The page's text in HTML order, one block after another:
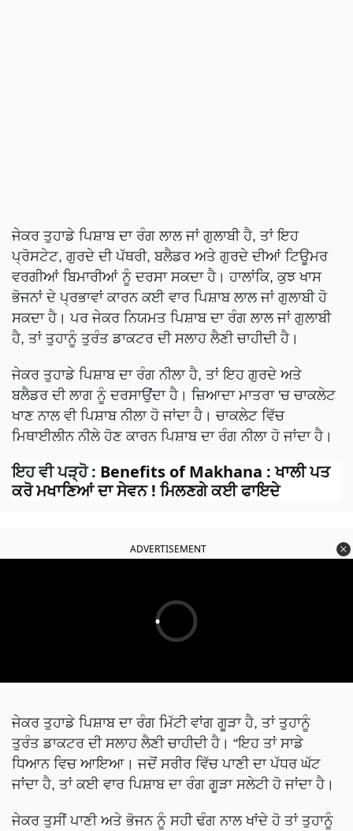
ਜੇਕਰ ਤੁਹਾਡੇ ਪਿਸ਼ਾਬ ਦਾ ਰੰਗ ਲਾਲ ਜਾਂ ਗੁਲਾਬੀ ਹੈ, ਤਾਂ ਇਹ
ਪ੍ਰੋਸਟੇਟ, ਗੁਰਦੇ ਦੀ ਪੱਥਰੀ, ਬਲੈਡਰ ਅਤੇ ਗੁਰਦੇ ਦੀਆਂ ਟਿਊਮਰ
ਵਰਗੀਆਂ ਬਿਮਾਰੀਆਂ ਨੂੰ ਦਰਸਾ ਸਕਦਾ ਹੈ। ਹਾਲਾਂਕਿ, ਕੁਝ ਖਾਸ
ਭੋਜਨਾਂ ਦੇ ਪ੍ਰਭਾਵਾਂ ਕਾਰਨ ਕਈ ਵਾਰ ਪਿਸ਼ਾਬ ਲਾਲ ਜਾਂ ਗੁਲਾਬੀ ਹੋ
ਸਕਦਾ ਹੈ। ਪਰ ਜੇਕਰ ਨਿਯਮਤ ਪਿਸ਼ਾਬ ਦਾ ਰੰਗ ਲਾਲ ਜਾਂ ਗੁਲਾਬੀ
ਹੈ, ਤਾਂ ਤੁਹਾਨੂੰ ਤੁਰੰਤ ਡਾਕਟਰ ਦੀ ਸਲਾਹ ਲੈਣੀ ਚਾਹੀਦੀ ਹੈ।
ਜੇਕਰ ਤੁਹਾਡੇ ਪਿਸ਼ਾਬ ਦਾ ਰੰਗ ਨੀਲਾ ਹੈ, ਤਾਂ ਇਹ ਗੁਰਦੇ ਅਤੇ
ਬਲੈਡਰ ਦੀ ਲਾਗ ਨੂੰ ਦਰਸਾਉਂਦਾ ਹੈ। ਜ਼ਿਆਦਾ ਮਾਤਰਾ 'ਚ ਚਾਕਲੇਟ
ਖਾਣ ਨਾਲ ਵੀ ਪਿਸ਼ਾਬ ਨੀਲਾ ਹੋ ਜਾਂਦਾ ਹੈ। ਚਾਕਲੇਟ ਵਿੱਚ
ਮਿਥਾਈਲੀਨ ਨੀਲੇ ਹੋਣ ਕਾਰਨ ਪਿਸ਼ਾਬ ਦਾ ਰੰਗ ਨੀਲਾ ਹੋ ਜਾਂਦਾ ਹੈ।
ਇਹ ਵੀ ਪੜ੍ਹੋ : Benefits of Makhana : ਖਾਲੀ ਪਤ
ਕਰੋ ਮਖਾਣਿਆਂ ਦਾ ਸੇਵਨ ! ਮਿਲਣਗੇ ਕਈ ਫਾਇਦੇ
ADVERTISEMENT
ਜੇਕਰ ਤੁਹਾਡੇ ਪਿਸ਼ਾਬ ਦਾ ਰੰਗ ਮਿੱਟੀ ਵਾਂਗ ਗੂੜਾ ਹੈ, ਤਾਂ ਤੁਹਾਨੂੰ
ਤੁਰੰਤ ਡਾਕਟਰ ਦੀ ਸਲਾਹ ਲੈਣੀ ਚਾਹੀਦੀ ਹੈ। “ਇਹ ਤਾਂ ਸਾਡੇ
ਧਿਆਨ ਵਿਚ ਆਇਆ। ਜਦੋਂ ਸਰੀਰ ਵਿੱਚ ਪਾਣੀ ਦਾ ਪੱਧਰ ਘੱਟ
ਜਾਂਦਾ ਹੈ, ਤਾਂ ਕਈ ਵਾਰ ਪਿਸ਼ਾਬ ਦਾ ਰੰਗ ਗੂੜਾ ਸਲੇਟੀ ਹੋ ​​ਜਾਂਦਾ ਹੈ।
ਜੇਕਰ ਤੁਸੀਂ ਪਾਣੀ ਅਤੇ ਭੋਜਨ ਨੂੰ ਸਹੀ ਢੰਗ ਨਾਲ ਖਾਂਦੇ ਹੋ ਤਾਂ ਤੁਹਾਨੂੰ